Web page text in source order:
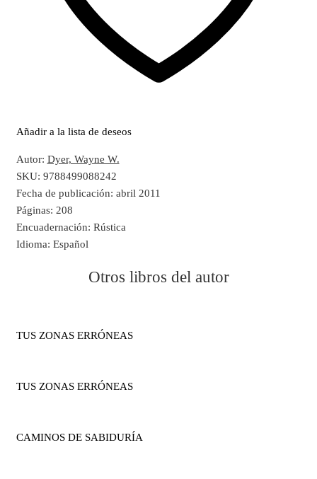
Añadir a la lista de deseos
Autor: Dyer, Wayne W.
SKU: 9788499088242
Fecha de publicación: abril 2011
Páginas: 208
Encuadernación: Rústica
Idioma: Español
Otros libros del autor
TUS ZONAS ERRÓNEAS
TUS ZONAS ERRÓNEAS
CAMINOS DE SABIDURÍA